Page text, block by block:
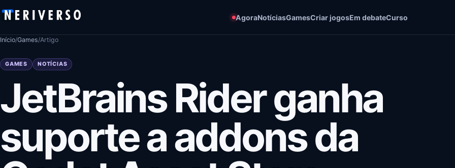
AgoraNotíciasGamesCriar jogosEm debateCurso
Início/Games/Artigo
GAMES NOTÍCIAS
JetBrains Rider ganha
suporte a addons da